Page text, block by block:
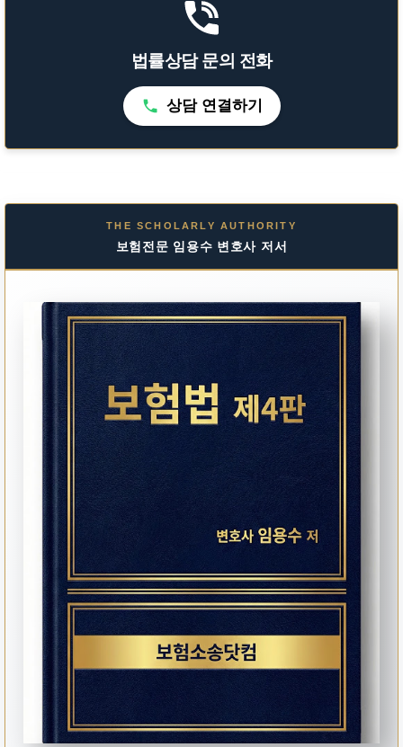
법률상담 문의 전화
상담 연결하기
THE SCHOLARLY AUTHORITY
보험전문 임용수 변호사 저서